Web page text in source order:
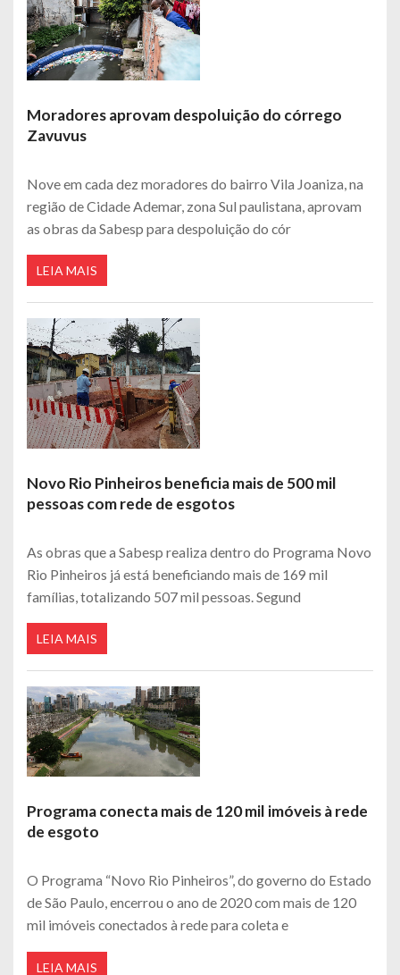
Moradores aprovam despoluição do córrego
Zavuvus
Nove em cada dez moradores do bairro Vila Joaniza, na
região de Cidade Ademar, zona Sul paulistana, aprovam
as obras da Sabesp para despoluição do cór
LEIA MAIS
Novo Rio Pinheiros beneficia mais de 500 mil
pessoas com rede de esgotos
As obras que a Sabesp realiza dentro do Programa Novo
Rio Pinheiros já está beneficiando mais de 169 mil
famílias, totalizando 507 mil pessoas. Segund
LEIA MAIS
Programa conecta mais de 120 mil imóveis à rede
de esgoto
O Programa “Novo Rio Pinheiros”, do governo do Estado
de São Paulo, encerrou o ano de 2020 com mais de 120
mil imóveis conectados à rede para coleta e
LEIA MAIS